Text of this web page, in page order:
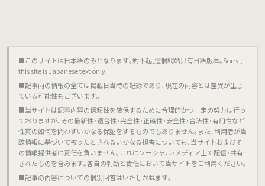
■このサイトは日本語のみとなります｡對不起,這個網站只有日語版本｡Sorry ,
this site is Japanese text only.
■記事内の情報の全ては掲載日当時の記録であり､現在の内容とは差異が生じ
ている可能性もございます｡
■当サイトは記事内容の信頼性を確保するために合理的かつ一定の努力は行っ
ておりますが､その最新性･適合性･完全性･正確性･安全性･合法性･有用性など
性質の如何を問わずいかなる保証をするものでもありません｡また､利用者が当
該情報に基づいて被ったとされるいかなる損害についても､当サイトおよびそ
の情報提供者は責任を負いません｡これはソーシャル･メディア上で配信･共有
されたものを含みます｡各自の判断と責任において当サイトをご利用ください｡
■記事の内容についての個別回答はいたしかねます｡